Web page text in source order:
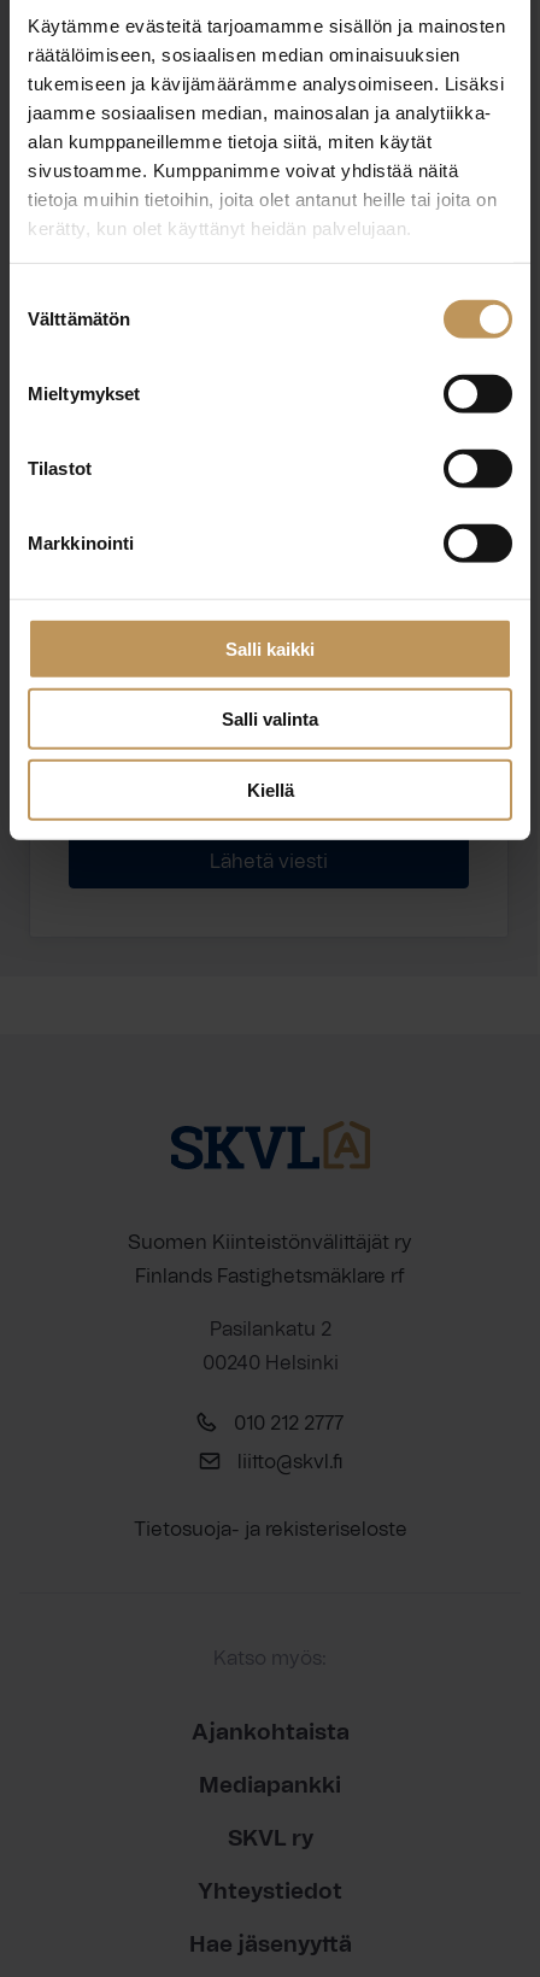
Käytämme evästeitä tarjoamamme sisällön ja mainosten
räätälöimiseen, sosiaalisen median ominaisuuksien
tukemiseen ja kävijämäärämme analysoimiseen. Lisäksi
jaamme sosiaalisen median, mainosalan ja analytiikka-
alan kumppaneillemme tietoja siitä, miten käytät
sivustoamme. Kumppanimme voivat yhdistää näitä
tietoja muihin tietoihin, joita olet antanut heille tai joita on
kerätty, kun olet käyttänyt heidän palvelujaan.
valinta
Välttämätön
Mieltymykset
Tilastot
Markkinointi
Salli kaikki
Salli valinta
Kiellä
"*" näyttää pakolliset kentät
Aihe
Nimi*
Haluan että minuun otetaan yhteyttä puhelimitse
Suomen Kiinteistönvälittäjät ry
Finlands Fastighetsmäklare rf
Pasilankatu 2
00240 Helsinki
010 212 2777
liitto@skvl.fi
Tietosuoja- ja rekisteriseloste
Katso myös:
Ajankohtaista
Mediapankki
SKVL ry
Yhteystiedot
Hae jäsenyyttä